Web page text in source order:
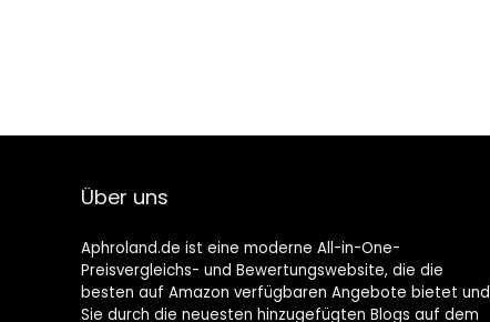
Über uns
Aphroland.de ist eine moderne All-in-One-
Preisvergleichs- und Bewertungswebsite, die die
besten auf Amazon verfügbaren Angebote bietet und
Sie durch die neuesten hinzugefügten Blogs auf dem